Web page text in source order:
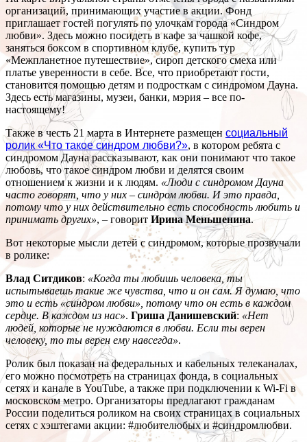
организаций, принимающих участие в акции. Фонд
приглашает гостей погулять по улочкам города «Синдром
любви». Здесь можно посидеть в кафе за чашкой кофе,
заняться боксом в спортивном клубе, купить тур
«Межпланетное путешествие», сироп детского смеха или
платье уверенности в себе. Все, что приобретают гости,
становится помощью детям и подросткам с синдромом Дауна.
Здесь есть магазины, музеи, банки, мэрия – все по-
настоящему!
Также в честь 21 марта в Интернете размещен социальный
ролик «Что такое синдром любви?», в котором ребята с
синдромом Дауна рассказывают, как они понимают что такое
любовь, что такое синдром любви и делятся своим
отношением к жизни и к людям. «Люди с синдромом Дауна
часто говорят, что у них – синдром любви. И это правда,
потому что у них действительно есть способность любить и
принимать других», – говорит Ирина Меньшенина.
Вот некоторые мысли детей с синдромом, которые прозвучали
в ролике:
Влад Ситдиков: «Когда ты любишь человека, ты
испытываешь такие же чувства, что и он сам. Я думаю, что
это и есть «синдром любви», потому что он есть в каждом
сердце. В каждом из нас». Гриша Данишевский: «Нет
людей, которые не нуждаются в любви. Если ты верен
человеку, то ты верен ему навсегда».
Ролик был показан на федеральных и кабельных телеканалах,
его можно посмотреть на страницах фонда, в социальных
сетях и канале в YouTube, а также при подключении к Wi-Fi в
московском метро. Организаторы предлагают гражданам
России поделиться роликом на своих страницах в социальных
сетях с хэштегами акции: #любителюбых и #синдромлюбви.